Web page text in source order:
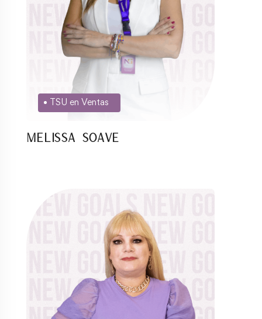
TSU en Ventas
Melissa Soave